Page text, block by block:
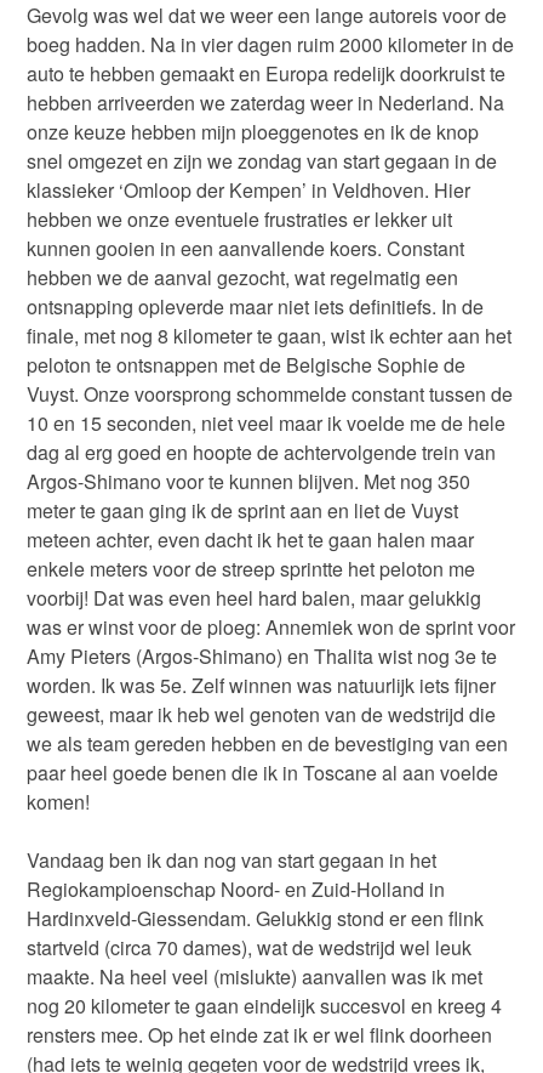
Gevolg was wel dat we weer een lange autoreis voor de
boeg hadden. Na in vier dagen ruim 2000 kilometer in de
auto te hebben gemaakt en Europa redelijk doorkruist te
hebben arriveerden we zaterdag weer in Nederland. Na
onze keuze hebben mijn ploeggenotes en ik de knop
snel omgezet en zijn we zondag van start gegaan in de
klassieker ‘Omloop der Kempen’ in Veldhoven. Hier
hebben we onze eventuele frustraties er lekker uit
kunnen gooien in een aanvallende koers. Constant
hebben we de aanval gezocht, wat regelmatig een
ontsnapping opleverde maar niet iets definitiefs. In de
finale, met nog 8 kilometer te gaan, wist ik echter aan het
peloton te ontsnappen met de Belgische Sophie de
Vuyst. Onze voorsprong schommelde constant tussen de
10 en 15 seconden, niet veel maar ik voelde me de hele
dag al erg goed en hoopte de achtervolgende trein van
Argos-Shimano voor te kunnen blijven. Met nog 350
meter te gaan ging ik de sprint aan en liet de Vuyst
meteen achter, even dacht ik het te gaan halen maar
enkele meters voor de streep sprintte het peloton me
voorbij! Dat was even heel hard balen, maar gelukkig
was er winst voor de ploeg: Annemiek won de sprint voor
Amy Pieters (Argos-Shimano) en Thalita wist nog 3e te
worden. Ik was 5e. Zelf winnen was natuurlijk iets fijner
geweest, maar ik heb wel genoten van de wedstrijd die
we als team gereden hebben en de bevestiging van een
paar heel goede benen die ik in Toscane al aan voelde
komen!
Vandaag ben ik dan nog van start gegaan in het
Regiokampioenschap Noord- en Zuid-Holland in
Hardinxveld-Giessendam. Gelukkig stond er een flink
startveld (circa 70 dames), wat de wedstrijd wel leuk
maakte. Na heel veel (mislukte) aanvallen was ik met
nog 20 kilometer te gaan eindelijk succesvol en kreeg 4
rensters mee. Op het einde zat ik er wel flink doorheen
(had iets te weinig gegeten voor de wedstrijd vrees ik,